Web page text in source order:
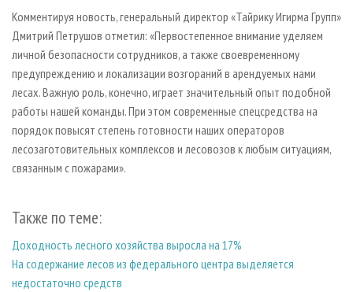
ИНСТРУМЕНТ И МАТЕРИАЛЫ
БИБЛИОТЕКА СПЕЦИАЛИСТА
Комментируя новость, генеральный директор «Тайрику Игирма Групп»
Дмитрий Петрушов отметил: «Первостепенное внимание уделяем
личной безопасности сотрудников, а также своевременному
предупреждению и локализации возгораний в арендуемых нами
лесах. Важную роль, конечно, играет значительный опыт подобной
работы нашей команды. При этом современные спецсредства на
порядок повысят степень готовности наших операторов
лесозаготовительных комплексов и лесовозов к любым ситуациям,
связанным с пожарами».
Также по теме:
Доходность лесного хозяйства выросла на 17%
На содержание лесов из федерального центра выделяется
недостаточно средств